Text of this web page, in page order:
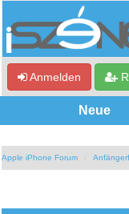
Anmelden
Neue
Apple iPhone Forum